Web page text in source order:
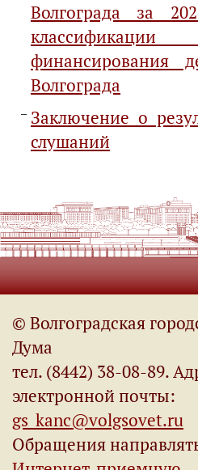
Волгограда за
финансирования
Волгограда
Заключение о
слушаний
© Волгоградская
Дума
тел. (8442) 38-08-89.
электронной почты:
gs_kanc@volgsovet.ru
Обращения